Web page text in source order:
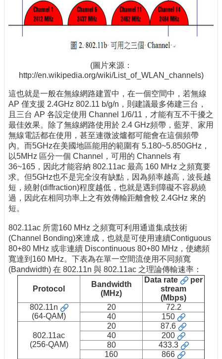
(圖片來源：
http://en.wikipedia.org/wiki/List_of_WLAN_channels)
這也就是一般在無線網路建置中，在一個空間中，若無線
AP 僅支援 2.4GHz 802.11 b/g/n，則建議最多佈建三台，
且三台 AP 各設定使用 Channel 1/6/11，才能有互不干擾之
最佳效果。除了無線網路使用於 2.4 GHz頻帶，藍芽、家用
無線電話都在使用，甚至連微波爐都可能會在這個頻帶
內。而5GHz在美國地區能用的範圍有 5.180~5.850GHz，
以5MHz 區分一個 Channel，可用的 Channels 有
36~165，因此才能容納 802.11ac 最高 160 MHz 之頻寬要
求。但5GHz也不是完全沒有缺點，因為頻率越高，波長越
短，繞射(diffraction)程度越低，也就是遇到障礙不容易繞
過，因此在相同功率上之有效傳輸距離會較 2.4GHz 來的
短。
802.11ac 所需160 MHz 之頻寬可利用通道集成技術
(Channel Bonding)來達成，也就是可使用連續Contiguous
80+80 MHz 或非連續 Discontinuous 80+80 MHz，使總頻
寬達到160 MHz。下表為在單一空間流使用不同頻寬
(Bandwidth) 在 802.11n 與 802.11ac 之理論傳輸速率：
Protocol
Bandwidth
(MHz)
Data rate
per
stream
(Mbps)
802.11n
(64-QAM)
20
72.2
40
150
802.11ac
(256-QAM)
20
87.6
40
200
80
433.3
160
866